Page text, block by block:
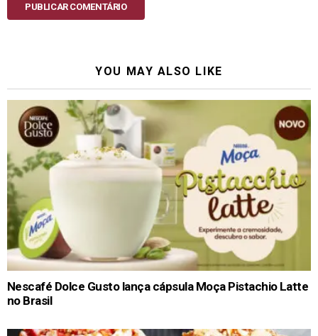
PUBLICAR COMENTÁRIO
YOU MAY ALSO LIKE
Nescafé Dolce Gusto lança cápsula Moça Pistachio Latte
no Brasil